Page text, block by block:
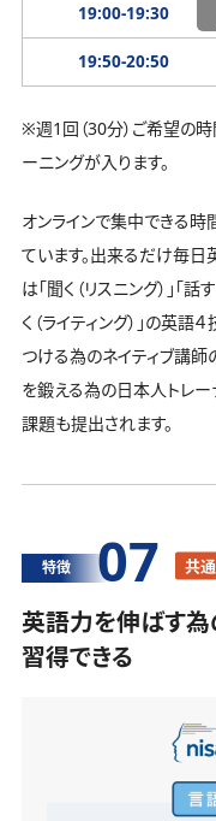
19:00-19:30
19:50-20:50
※週1回（30分）ご希望の
ーニングが入ります。
オンラインで集中できる
ています。出来るだけ毎
は「聞く（リスニング）」「話
く（ライティング）」の英
つける為のネイティブ講師
を鍛える為の日本人トレー
課題も提出されます。
特徴 07 共通
英語力を伸ばす為
習得できる